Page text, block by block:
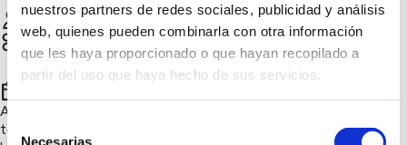
nuestros partners de redes sociales, publicidad y análisis
web, quienes pueden combinarla con otra información
que les haya proporcionado o que hayan recopilado a
partir del uso que haya hecho de sus servicios.
Necesarias
Aloumiños Da Terra
Chatear
Sensibilización ambiental, Soluciones circulares,
Naturaleza y biodiversidad, Consumo responsable,
Innovación sostenible
Aloumiños da Terra cultiva frutas, hortalizas y aromáticas de
temporada mediante técnicas agroecológicas que respetan